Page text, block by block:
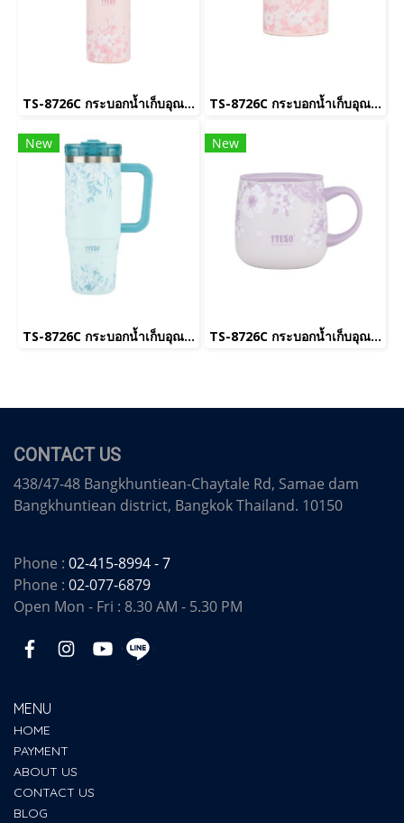
TS-8726C กระบอกน้ำเก็บอุณหภูมิ(copy)(copy)(copy)(copy)(copy)(copy)(copy)(copy)(copy)(copy)(copy)(copy)(copy)(copy)(copy)(copy)(copy)(copy)(copy)(copy)(copy)(copy)(copy)(copy) TS-8726C กระบอกน้ำเก็บอุณหภูมิ(copy)(copy)(copy)(copy)(copy)(copy)(copy)(copy)(copy)(copy)(copy)(copy)(copy)(copy)(copy)(copy)(copy)(copy)(copy)(copy)(copy)(copy)(copy)(copy)(copy)(copy)
New
TS-8726C กระบอกน้ำเก็บอุณหภูมิ(copy)(copy)(copy)(copy)(copy)(copy)(copy)(copy)(copy)(copy)(copy)(copy)(copy)(copy)(copy)(copy)(copy)(copy)(copy)(copy)(copy)(copy)(copy)
New
TS-8726C กระบอกน้ำเก็บอุณหภูมิ(copy)(copy)(copy)(copy)(copy)(copy)(copy)(copy)(copy)(copy)(copy)(copy)(copy)(copy)(copy)(copy)(copy)(copy)(copy)(copy)(copy)(copy)(copy)(copy)(copy)
CONTACT US
438/47-48 Bangkhuntiean-Chaytale Rd, Samae dam
Bangkhuntiean district, Bangkok Thailand. 10150
Phone : 02-415-8994 - 7
Phone : 02-077-6879
Open Mon - Fri : 8.30 AM - 5.30 PM
MENU
HOME
PAYMENT
ABOUT US
CONTACT US
BLOG